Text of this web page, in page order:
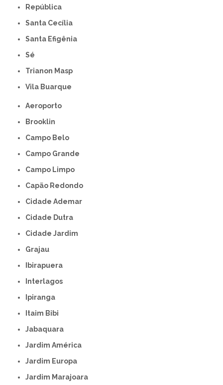
República
Santa Cecília
Santa Efigênia
Sé
Trianon Masp
Vila Buarque
Aeroporto
Brooklin
Campo Belo
Campo Grande
Campo Limpo
Capão Redondo
Cidade Ademar
Cidade Dutra
Cidade Jardim
Grajau
Ibirapuera
Interlagos
Ipiranga
Itaim Bibi
Jabaquara
Jardim América
Jardim Europa
Jardim Marajoara